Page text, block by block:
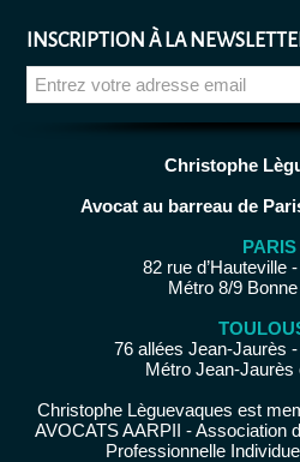
INSCRIPTION À LA
Christophe
Avocat au barreau de
PARIS
82 rue d’Hauteville
Métro 8/9
76 allées Jean-Jaurès
Métro Jean-Jaurès
Christophe Lèguevaques est
AVOCATS AARPII - Association
Professionnelle